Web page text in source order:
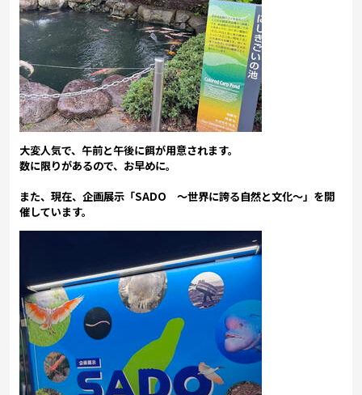
大変人気で、午前と午後に餌が用意されます。
数に限りがあるので、お早めに。
また、現在、 企画展示「SADO ～世界に誇る自然と文化～」を開
催しています。